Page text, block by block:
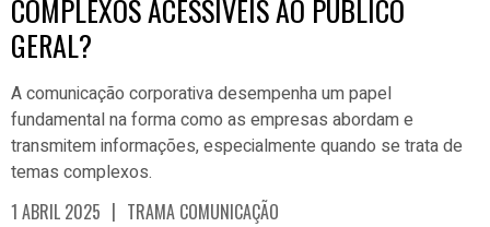
COMPLEXOS ACESSÍVEIS AO PÚBLICO
GERAL?
A comunicação corporativa desempenha um papel
fundamental na forma como as empresas abordam e
transmitem informações, especialmente quando se trata de
temas complexos.
1 ABRIL 2025 | TRAMA COMUNICAÇÃO